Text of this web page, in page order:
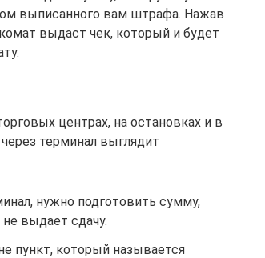
выписанного вам штрафа. Нажав
выдаст чек, который и будет
центрах, на остановках и в
терминал выглядит
нужно подготовить сумму,
выдает сдачу.
пункт, который называется